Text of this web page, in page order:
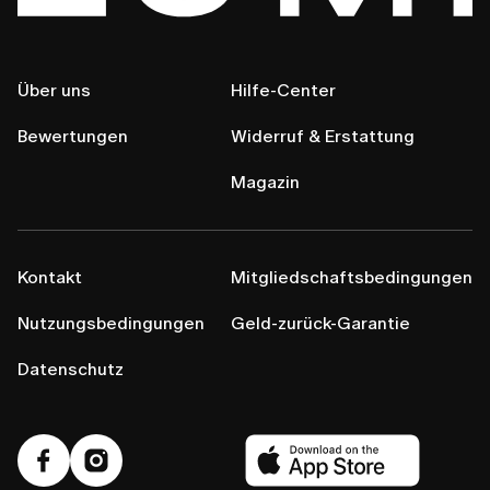
Über uns
Bewertungen
Hilfe-Center
Widerruf & Erstattung
Magazin
Kontakt
Nutzungsbedingungen
Datenschutz
Mitgliedschaftsbedingungen
Geld-zurück-Garantie